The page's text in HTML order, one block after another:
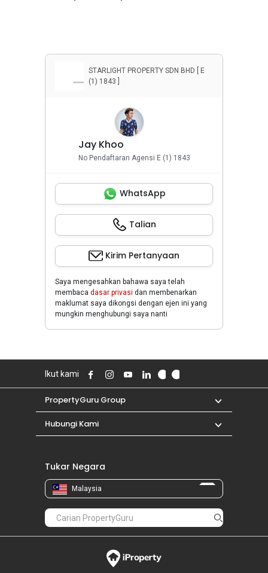
STARLIGHT PROPERTY SDN BHD [ E
(1) 1843 ]
Jay Khoo
No Pendaftaran Agensi E (1) 1843
WhatsApp
Talian
Kirim Pertanyaan
Saya mengesahkan bahawa saya telah
membaca dasar privasi dan membenarkan
maklumat saya dikongsi dengan ejen ini yang
mungkin menghubungi saya nanti
Ikut kami
PropertyGuru Group
Hubungi Kami
Tukar Negara
Malaysia